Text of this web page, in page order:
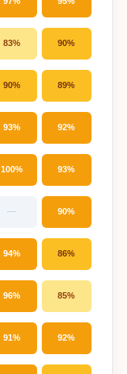
83% 90%
90% 89%
93% 92%
100% 93%
— 90%
94% 86%
96% 85%
91% 92%